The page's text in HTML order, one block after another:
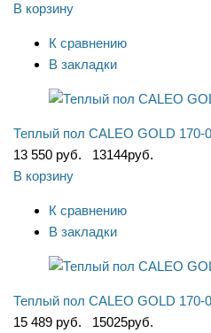
В корзину
К сравнению
В закладки
Теплый пол CALEO GOLD 170-
13 550 руб.
13144руб.
В корзину
К сравнению
В закладки
Теплый пол CALEO GOLD 170-
15 489 руб.
15025руб.